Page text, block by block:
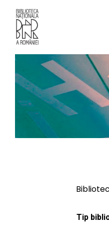
Tip